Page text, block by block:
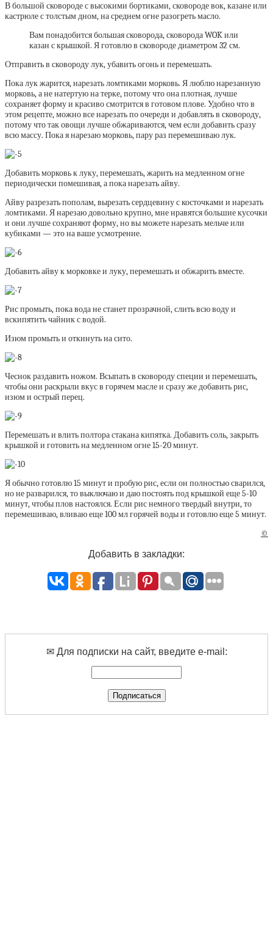
В большой сковороде с высокими бортиками, сковороде вок, казане или
кастрюле с толстым дном, на среднем огне разогреть масло.
Вам понадобится большая сковорода, сковорода WOK или
казан с крышкой. Я готовлю в сковороде диаметром 32 см.
Отправить в сковороду лук, убавить огонь и перемешать.
Пока лук жарится, нарезать ломтиками морковь. Я люблю нарезанную
морковь, а не натертую на терке, потому что она плотная, лучше
сохраняет форму и красиво смотрится в готовом плове. Удобно что в
этом рецепте, можно все нарезать по очереди и добавлять в сковороду,
потому что так овощи лучше обжариваются, чем если добавить сразу
всю массу. Пока я нарезаю морковь, пару раз перемешиваю лук.
Добавить морковь к луку, перемешать, жарить на медленном огне
периодически помешивая, а пока нарезать айву.
Айву разрезать пополам, вырезать сердцевину с косточками и нарезать
ломтиками. Я нарезаю довольно крупно, мне нравятся большие кусочки
и они лучше сохраняют форму, но вы можете нарезать мельче или
кубиками — это на ваше усмотрение.
Добавить айву к морковке и луку, перемешать и обжарить вместе.
Рис промыть, пока вода не станет прозрачной, слить всю воду и
вскипятить чайник с водой.
Изюм промыть и откинуть на сито.
Чеснок раздавить ножом. Всыпать в сковороду специи и перемешать,
чтобы они раскрыли вкус в горячем масле и сразу же добавить рис,
изюм и острый перец.
Перемешать и влить полтора стакана кипятка. Добавить соль, закрыть
крышкой и готовить на медленном огне 15-20 минут.
Я обычно готовлю 15 минут и пробую рис, если он полностью сварился,
но не разварился, то выключаю и даю постоять под крышкой еще 5-10
минут, чтобы плов настоялся. Если рис немного твердый внутри, то
перемешиваю, вливаю еще 100 мл горячей воды и готовлю еще 5 минут.
©
Добавить в закладки:
✉ Для подписки на сайт, введите e-mail: